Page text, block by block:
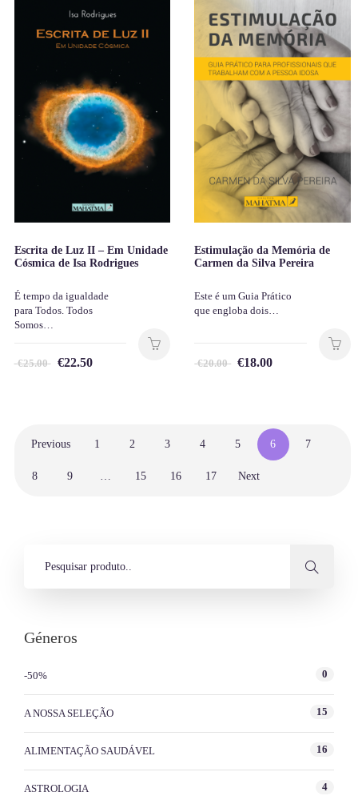
Escrita de Luz II – Em Unidade
Cósmica de Isa Rodrigues
É tempo da igualdade
para Todos. Todos
Somos…
€25.00 €22.50
Estimulação da Memória de
Carmen da Silva Pereira
Este é um Guia Prático
que engloba dois…
€20.00 €18.00
Previous 1 2 3 4 5 6 7
8 9 … 15 16 17 Next
Géneros
-50% 0
A NOSSA SELEÇÃO 15
ALIMENTAÇÃO SAUDÁVEL 16
ASTROLOGIA 4